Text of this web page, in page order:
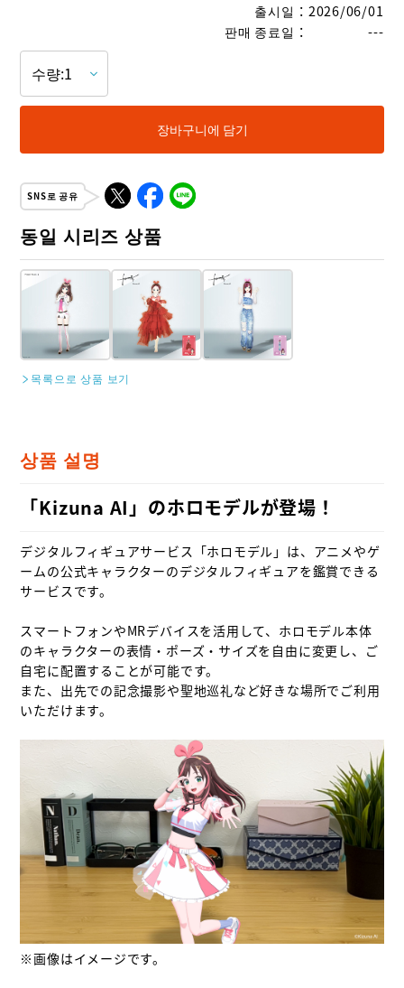
출시일 ： 2026/06/01
판매 종료일 ： ---
장바구니에 담기
SNS로 공유
동일 시리즈 상품
목록으로 상품 보기
상품 설명
「Kizuna AI」のホロモデルが登場！
デジタルフィギュアサービス「ホロモデル」は、アニメやゲ
ームの公式キャラクターのデジタルフィギュアを鑑賞できる
サービスです。
スマートフォンやMRデバイスを活用して、ホロモデル本体
のキャラクターの表情・ポーズ・サイズを自由に変更し、ご
自宅に配置することが可能です。
また、出先での記念撮影や聖地巡礼など好きな場所でご利用
いただけます。
※画像はイメージです。